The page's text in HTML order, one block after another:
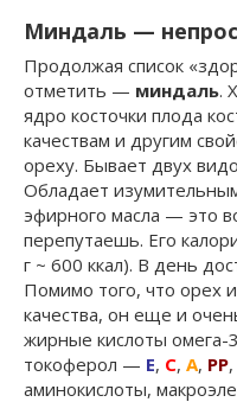
Миндаль —
Продолжая список
отметить — миндаль.
ядро косточки плода
качествам и другим
ореху. Бывает двух
Обладает
эфирного масла — это
перепутаешь. Его
г ~ 600 ккал). В день
Помимо того, что орех
качества, он еще и
жирные кислоты
токоферол — Е, С, А, РР
аминокислоты,